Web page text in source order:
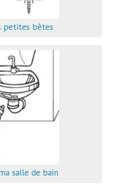
petites bêtes
salle de bain